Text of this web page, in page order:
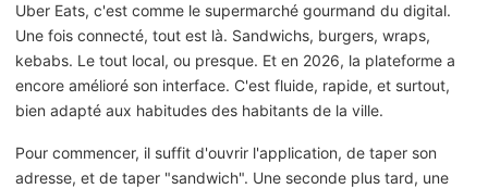
Uber Eats, c'est comme le supermarché gourmand du digital.
Une fois connecté, tout est là. Sandwichs, burgers, wraps,
kebabs. Le tout local, ou presque. Et en 2026, la plateforme a
encore amélioré son interface. C'est fluide, rapide, et surtout,
bien adapté aux habitudes des habitants de la ville.
Pour commencer, il suffit d'ouvrir l'application, de taper son
adresse, et de taper "sandwich". Une seconde plus tard, une